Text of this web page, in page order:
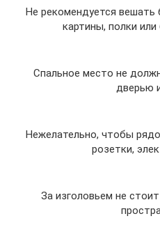
Не рекомендуется
картины, полки
Спальное место не
дверью
Нежелательно, чтобы
розетки,
За изголовьем не